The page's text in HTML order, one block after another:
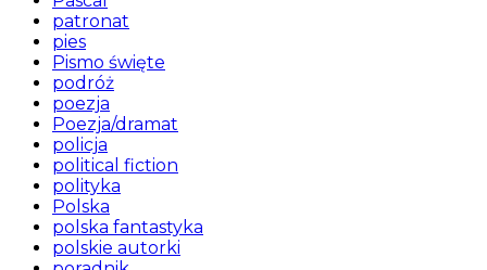
patronat
pies
Pismo święte
podróż
poezja
Poezja/dramat
policja
political fiction
polityka
Polska
polska fantastyka
polskie autorki